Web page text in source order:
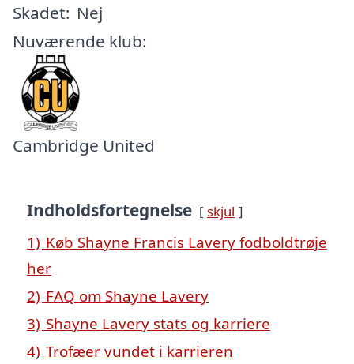
Skadet: Nej
Nuværende klub:
Cambridge United
Indholdsfortegnelse skjul
1) Køb Shayne Francis Lavery fodboldtrøje
her
2) FAQ om Shayne Lavery
3) Shayne Lavery stats og karriere
4) Trofæer vundet i karrieren